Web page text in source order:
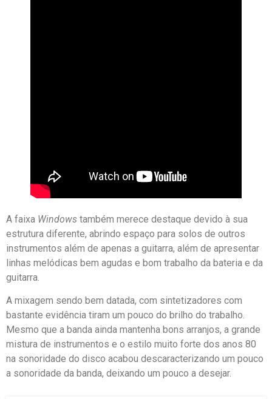
A faixa Windows também merece destaque devido à sua
estrutura diferente, abrindo espaço para solos de outros
instrumentos além de apenas a guitarra, além de apresentar
linhas melódicas bem agudas e bom trabalho da bateria e da
guitarra.
A mixagem sendo bem datada, com sintetizadores com
bastante evidência tiram um pouco do brilho do trabalho.
Mesmo que a banda ainda mantenha bons arranjos, a grande
mistura de instrumentos e o estilo muito forte dos anos 80
na sonoridade do disco acabou descaracterizando um pouco
a sonoridade da banda, deixando um pouco a desejar.